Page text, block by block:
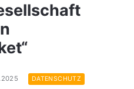
DATENSCHUTZ